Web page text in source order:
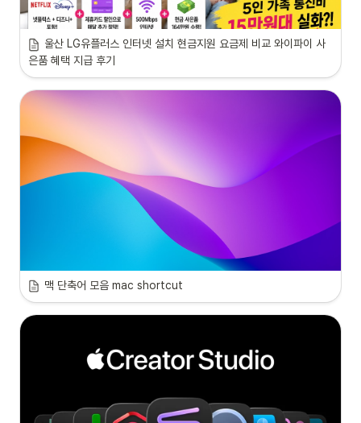
울산 LG유플러스 인터넷 설치 현금지원 요금제 비교 와이파이 사
은품 혜택 지급 후기
맥 단축어 모음 mac shortcut